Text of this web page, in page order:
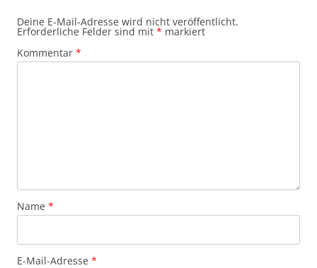
Deine E-Mail-Adresse wird nicht veröffentlicht.
Erforderliche Felder sind mit * markiert
Kommentar *
Name *
E-Mail-Adresse *